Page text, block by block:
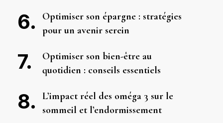
Optimiser son épargne : stratégies
pour un avenir serein
Optimiser son bien-être au
quotidien : conseils essentiels
L’impact réel des oméga 3 sur le
sommeil et l’endormissement